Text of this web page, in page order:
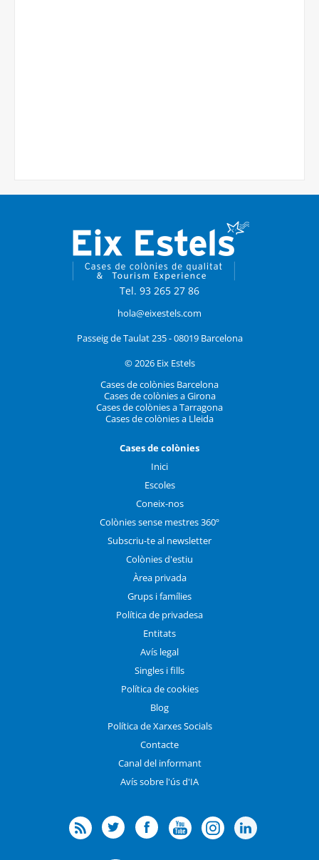
Tel. 93 265 27 86
hola@eixestels.com
Passeig de Taulat 235 - 08019 Barcelona
© 2026 Eix Estels
Cases de colònies Barcelona
Cases de colònies a Girona
Cases de colònies a Tarragona
Cases de colònies a Lleida
Cases de colònies
Inici
Escoles
Coneix-nos
Colònies sense mestres 360º
Subscriu-te al newsletter
Colònies d'estiu
Àrea privada
Grups i famílies
Política de privadesa
Entitats
Avís legal
Singles i fills
Política de cookies
Blog
Política de Xarxes Socials
Contacte
Canal del informant
Avís sobre l'ús d'IA